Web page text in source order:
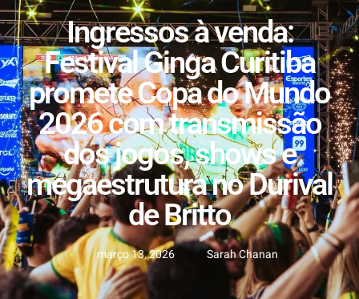
Ingressos à venda:
Festival Ginga Curitiba
promete Copa do Mundo
2026 com transmissão
dos jogos, shows e
megaestrutura no Durival
de Britto
março 13, 2026 Sarah Chanan